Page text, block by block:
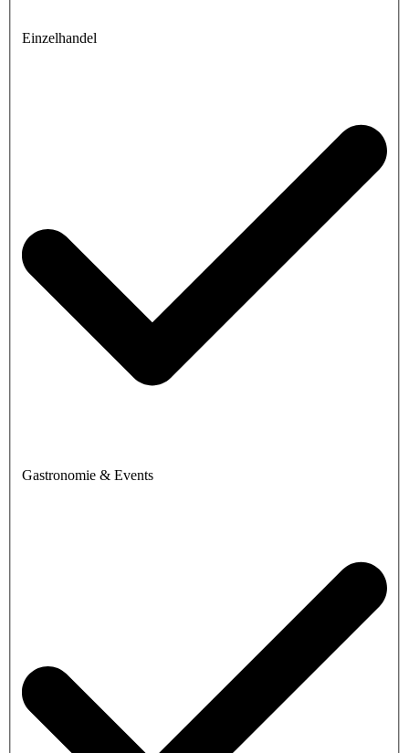
Einzelhandel
Gastronomie & Events